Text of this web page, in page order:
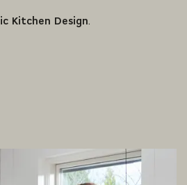
Kitchen Design.